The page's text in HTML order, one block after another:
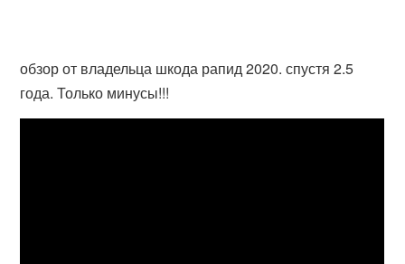
обзор от владельца шкода рапид 2020. спустя 2.5
года. Только минусы!!!